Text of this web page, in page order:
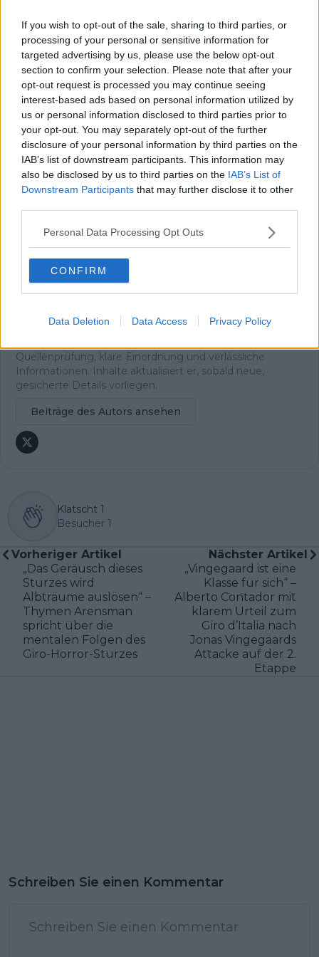
If you wish to opt-out of the sale, sharing to third parties, or
processing of your personal or sensitive information for
targeted advertising by us, please use the below opt-out
section to confirm your selection. Please note that after your
opt-out request is processed you may continue seeing
interest-based ads based on personal information utilized by
us or personal information disclosed to third parties prior to
your opt-out. You may separately opt-out of the further
disclosure of your personal information by third parties on the
IAB’s list of downstream participants. This information may
also be disclosed by us to third parties on the IAB’s List of
Downstream Participants that may further disclose it to other
Personal Data Processing Opt Outs
CONFIRM
Data Deletion Data Access Privacy Policy
Abonnieren
Oliver Ried
Redakteur
Oliver Ried ist seit Anfang 2025 Redakteur bei
Radsportaktuell.de. Er berichtet dort über den
professionellen Radsport und begleitet das Geschehen
von der WorldTour bis zu wichtigen nationalen und
internationalen Rennen. Sein Schwerpunkt liegt auf
Hintergrundtexten, mit denen er sportliche
Entwicklungen im Peloton verständlich und präzise
erklärt. Bei großen Renntagen arbeitet er zudem mit
Live-Formaten, um das Geschehen fortlaufend zu
dokumentieren und zeitnah einzuordnen.
Oliver ist in Würzburg stationiert. Neben seiner
bringt dadurch zusätzliche Praxisnähe in seine
Berichterstattung ein. Er studiert Grundschullehramt und
Quellenprüfung, klare Einordnung und verlässliche
Informationen. Inhalte aktualisiert er, sobald neue,
gesicherte Details vorliegen.
Beiträge des Autors ansehen
Klatscht 1
Besucher 1
Vorheriger Artikel
„Das Geräusch dieses
Sturzes wird
Albträume auslösen“ –
Thymen Arensman
spricht über die
mentalen Folgen des
Giro-Horror-Sturzes
Nächster Artikel
„Vingegaard ist eine
Klasse für sich“ –
Alberto Contador mit
klarem Urteil zum
Giro d’Italia nach
Jonas Vingegaards
Attacke auf der 2.
Etappe
Schreiben Sie einen Kommentar